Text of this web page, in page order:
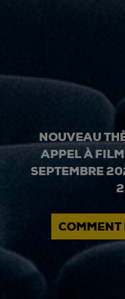
NOUVEAU
APPEL À
SEPTEMBRE
COMMENT